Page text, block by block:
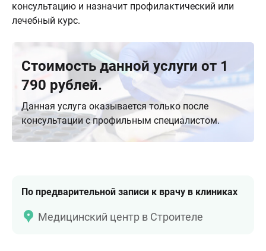
консультацию и назначит профилактический или
лечебный курс.
Стоимость данной услуги от 1
790 рублей.
Данная услуга оказывается только после
консультации с профильным специалистом.
По предварительной записи к врачу в клиниках
Медицинский центр в Строителе